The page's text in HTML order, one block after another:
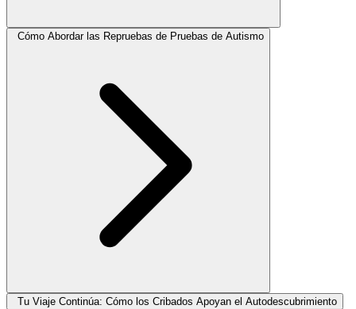
Cómo Abordar las Repruebas de Pruebas de Autismo
Tu Viaje Continúa: Cómo los Cribados Apoyan el Autodescubrimiento